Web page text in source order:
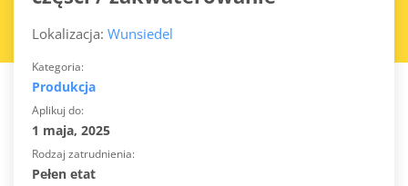
Lokalizacja: Wunsiedel
Kategoria
Produkcja
Aplikuj do
1 maja, 2025
Rodzaj zatrudnienia
Pełen etat